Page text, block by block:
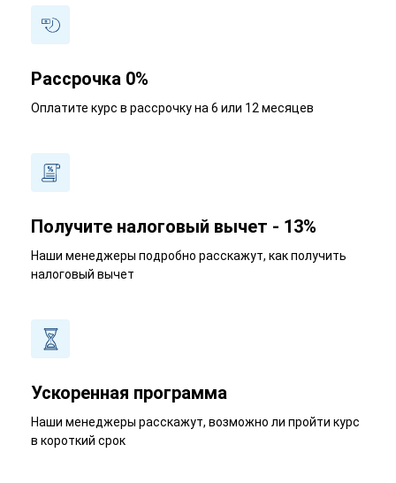
Рассрочка 0%
Оплатите курс в рассрочку на 6 или 12 месяцев
Получите налоговый вычет - 13%
Наши менеджеры подробно расскажут, как получить
налоговый вычет
Ускоренная программа
Наши менеджеры расскажут, возможно ли пройти курс
в короткий срок